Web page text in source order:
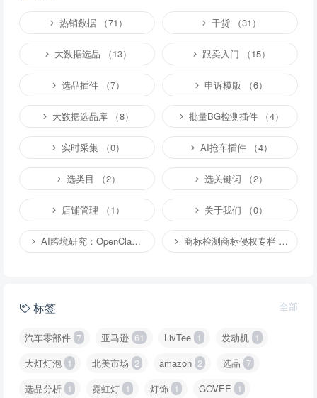
热销数据 （71） 干货 （31）
大数据选品 （13） 跟卖入门 （15）
选品插件 （7） 申诉模版 （6）
大数据选品库 （8） 批量BG检测插件 （4）
实时采集 （0） AI抢车插件 （4）
选类目 （2） 选关键词 （2）
店铺管理 （1） 关于我们 （0）
AI跨境研究：OpenClaw小龙虾等应用 （2） 商标检测商标侵权专栏 （1）
标签 全部
汽车零部件 7 亚马逊 61 LivTee 1 发动机 1
大灯灯泡 1 北美市场 2 amazon 2 选品 7
选品分析 1 霓虹灯 1 灯饰 1 GOVEE 1